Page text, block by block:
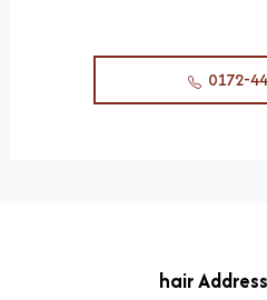
0172-
hair